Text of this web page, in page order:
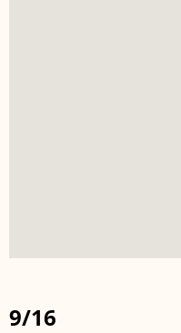
9/16